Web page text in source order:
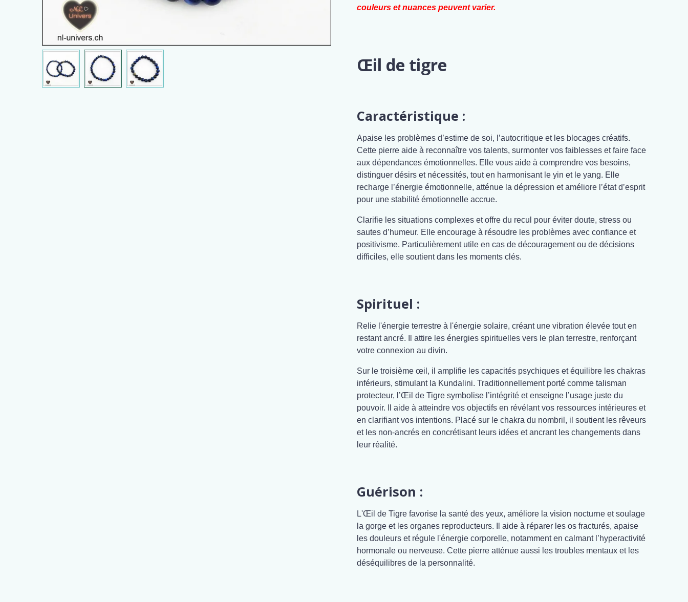
couleurs et nuances peuvent varier.
Œil de tigre
Caractéristique :
Apaise les problèmes d’estime de soi, l’autocritique et les blocages créatifs.
Cette pierre aide à reconnaître vos talents, surmonter vos faiblesses et faire face
aux dépendances émotionnelles. Elle vous aide à comprendre vos besoins,
distinguer désirs et nécessités, tout en harmonisant le yin et le yang. Elle
recharge l’énergie émotionnelle, atténue la dépression et améliore l’état d’esprit
pour une stabilité émotionnelle accrue.
Clarifie les situations complexes et offre du recul pour éviter doute, stress ou
sautes d’humeur. Elle encourage à résoudre les problèmes avec confiance et
positivisme. Particulièrement utile en cas de découragement ou de décisions
difficiles, elle soutient dans les moments clés.
Spirituel :
Relie l'énergie terrestre à l'énergie solaire, créant une vibration élevée tout en
restant ancré. Il attire les énergies spirituelles vers le plan terrestre, renforçant
votre connexion au divin.
Sur le troisième œil, il amplifie les capacités psychiques et équilibre les chakras
inférieurs, stimulant la Kundalini. Traditionnellement porté comme talisman
protecteur, l’Œil de Tigre symbolise l’intégrité et enseigne l’usage juste du
pouvoir. Il aide à atteindre vos objectifs en révélant vos ressources intérieures et
en clarifiant vos intentions. Placé sur le chakra du nombril, il soutient les rêveurs
et les non-ancrés en concrétisant leurs idées et ancrant les changements dans
leur réalité.
Guérison :
L'Œil de Tigre favorise la santé des yeux, améliore la vision nocturne et soulage
la gorge et les organes reproducteurs. Il aide à réparer les os fracturés, apaise
les douleurs et régule l'énergie corporelle, notamment en calmant l’hyperactivité
hormonale ou nerveuse. Cette pierre atténue aussi les troubles mentaux et les
déséquilibres de la personnalité.